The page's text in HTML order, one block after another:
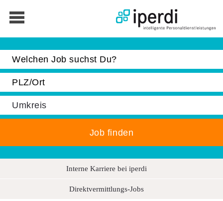
Interne Karriere bei iperdi
Direktvermittlungs-Jobs
Jobbörse
Bewerber
Unternehmen
Über iperdi